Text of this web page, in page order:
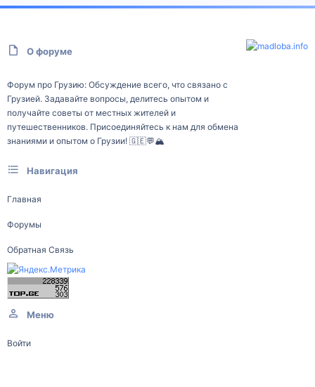
О форуме
Форум про Грузию: Обсуждение всего, что связано с
Грузией. Задавайте вопросы, делитесь опытом и
получайте советы от местных жителей и
путешественников. Присоединяйтесь к нам для обмена
знаниями и опытом о Грузии! 🇬🇪💬🏔️
Навигация
Главная
Форумы
Обратная Связь
Меню
Войти